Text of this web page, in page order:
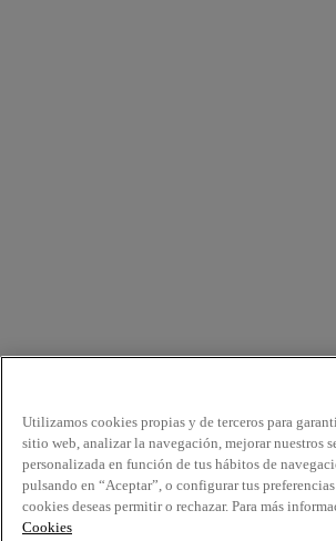
Utilizamos cookies propias y de terceros para
sitio web, analizar la navegación, mejorar nuestros
personalizada en función de tus hábitos de
pulsando en “Aceptar”, o configurar tus
cookies deseas permitir o rechazar. Para más
Cookies